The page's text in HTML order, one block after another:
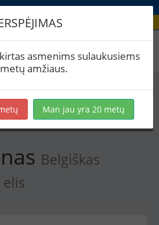
Belgiškas
elis
asmenims sulaukusiems
amžiaus.
Man jau yra 20 metų